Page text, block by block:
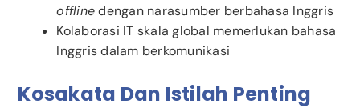
offlinedengan narasumber berbahasa Inggris
Kolaborasi IT skala global memerlukan bahasa
Inggris dalam berkomunikasi
Kosakata Dan Istilah Penting